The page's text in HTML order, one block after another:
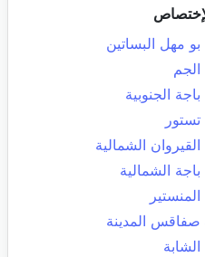
بو مهل البساتين
الجم
باجة الجنوبية
تستور
القيروان الشمالية
باجة الشمالية
المنستير
صفاقس المدينة
الشابة